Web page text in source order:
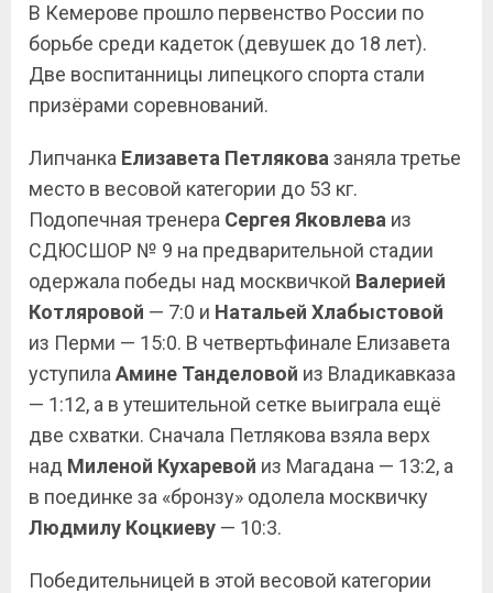
В Кемерове прошло первенство России по
борьбе среди кадеток (девушек до 18 лет).
Две воспитанницы липецкого спорта стали
призёрами соревнований.
Липчанка Елизавета Петлякова заняла третье
место в весовой категории до 53 кг.
Подопечная тренера Сергея Яковлева из
СДЮСШОР № 9 на предварительной стадии
одержала победы над москвичкой Валерией
Котляровой — 7:0 и Натальей Хлабыстовой
из Перми — 15:0. В четвертьфинале Елизавета
уступила Амине Танделовой из Владикавказа
— 1:12, а в утешительной сетке выиграла ещё
две схватки. Сначала Петлякова взяла верх
над Миленой Кухаревой из Магадана — 13:2, а
в поединке за «бронзу» одолела москвичку
Людмилу Коцкиеву — 10:3.
Победительницей в этой весовой категории